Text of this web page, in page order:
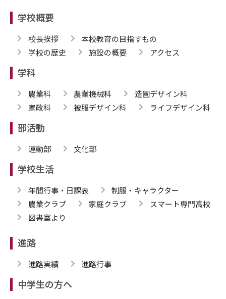
学校概要
校長挨拶
本校教育の目指すもの
学校の歴史
施設の概要 アクセス
学科
農業科 農業機械科
造園デザイン科
家政科
被服デザイン科 ライフデザイン科
部活動
運動部 文化部
学校生活
年間行事・日課表
制服・キャラクター
農業クラブ
家庭クラブ
スマート専門高校
図書室より
進路
進路実績 進路行事
中学生の方へ